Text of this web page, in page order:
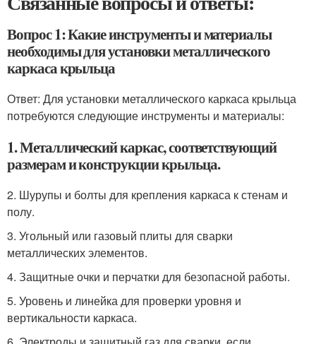
Вопрос 1: Какие инструменты и материалы
необходимы для установки металлического
каркаса крыльца
Ответ: Для установки металлического каркаса крыльца
потребуются следующие инструменты и материалы:
1. Металлический каркас, соответствующий
размерам и конструкции крыльца.
2. Шурупы и болты для крепления каркаса к стенам и
полу.
3. Угольный или газовый плиты для сварки
металлических элементов.
4. Защитные очки и перчатки для безопасной работы.
5. Уровень и линейка для проверки уровня и
вертикальности каркаса.